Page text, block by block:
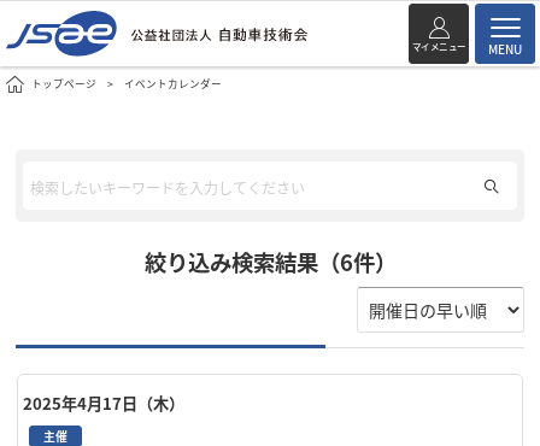
マイメニュー MENU
トップページ イベントカレンダー
絞り込み検索結果（6件）
2025年4月17日（木）
主催